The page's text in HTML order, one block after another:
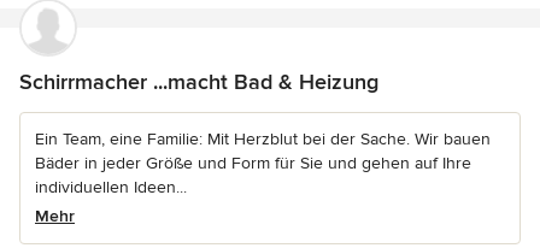
Schirrmacher ...macht Bad & Heizung
Ein Team, eine Familie: Mit Herzblut bei der Sache. Wir bauen
Bäder in jeder Größe und Form für Sie und gehen auf Ihre
individuellen Ideen...
Mehr